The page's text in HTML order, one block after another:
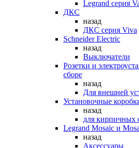
Legrand серия
ДКС
назад
ДКС серия Viva
Schneider Electric
назад
Выключатели
Розетки и
сборе
назад
Для внешней
Установочные
назад
для кирпичных
Legrand Mosaic и
назад
Аксессуары